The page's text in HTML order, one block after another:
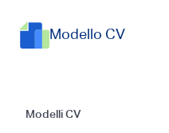
Modello CV
Modelli CV
Esempi